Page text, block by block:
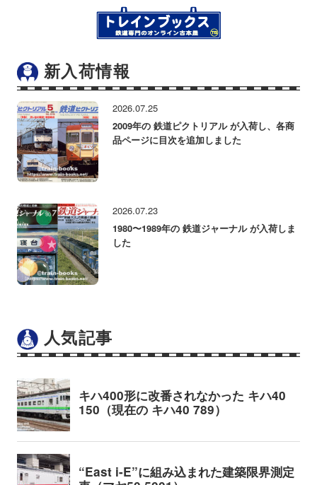
新入荷情報
2026.07.25
2009年の 鉄道ピクトリアル が入荷し、各商
品ページに目次を追加しました
2026.07.23
1980〜1989年の 鉄道ジャーナル が入荷しま
した
人気記事